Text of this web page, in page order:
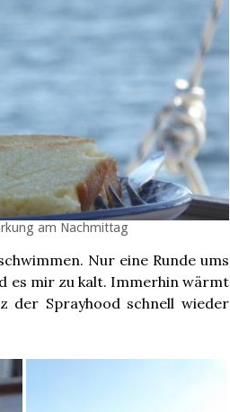
am Nachmittag
Nur eine Runde ums
es mir zu kalt. Immerhin wärmt
der Sprayhood schnell wieder